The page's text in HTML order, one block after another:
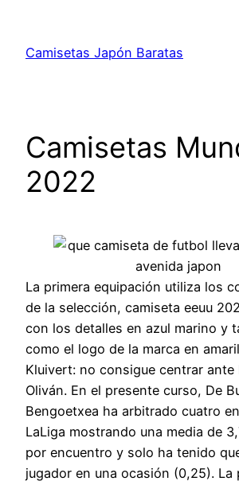
contenido
Camisetas Japón Baratas
Camisetas
2022
La primera equipación utiliza los
de la selección, camiseta eeuu
con los detalles en azul marino y
como el logo de la marca en
Kluivert: no consigue centrar ante
Oliván. En el presente curso, De
Bengoetxea ha arbitrado cuatro
LaLiga mostrando una media de
por encuentro y solo ha tenido
jugador en una ocasión (0,25). La